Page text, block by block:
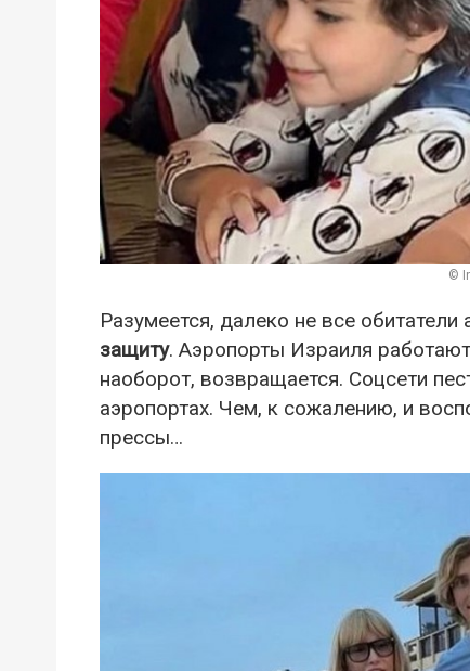
©
Разумеется, далеко не все обитатели
защиту. Аэропорты Израиля
наоборот, возвращается. Соцсети
аэропортах. Чем, к сожалению, и
прессы…